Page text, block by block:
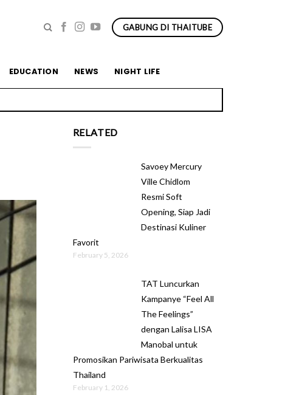
GABUNG DI THAITUBE
EDUCATION NEWS NIGHT LIFE
RELATED
Savoey Mercury
Ville Chidlom
Resmi Soft
Opening, Siap Jadi
Destinasi Kuliner
Favorit
February 5, 2026
TAT Luncurkan
Kampanye “Feel All
The Feelings”
dengan Lalisa LISA
Manobal untuk
Promosikan Pariwisata Berkualitas
Thailand
February 1, 2026